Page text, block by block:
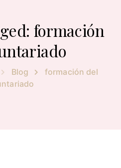
formación
Blog
formación del